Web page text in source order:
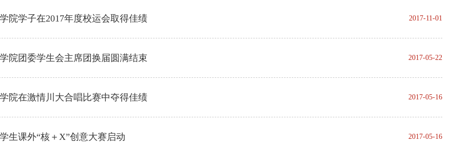
院学子在2017年度校运会取得佳绩 2017-11-01
院团委学生会主席团换届圆满结束 2017-05-22
院在激情川大合唱比赛中夺得佳绩 2017-05-16
生课外“核＋X”创意大赛启动 2017-05-16